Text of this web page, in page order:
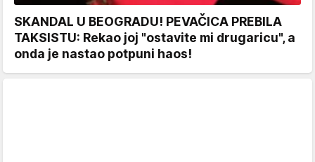
SKANDAL U BEOGRADU! PEVAČICA PREBILA
TAKSISTU: Rekao joj "ostavite mi drugaricu", a
onda je nastao potpuni haos!